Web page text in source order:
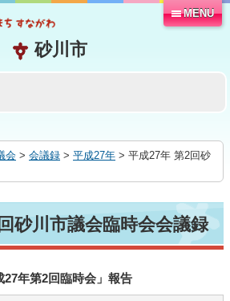
MENU
会 > 会議録 > 平成27年 > 平成27年 第2回砂
砂川市議会臨時会会議録
27年第2回臨時会」報告